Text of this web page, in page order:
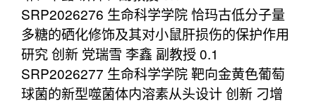
SRP2026276 生命科学学院 恰玛古低分子量
多糖的硒化修饰及其对小鼠肝损伤的保护作用
研究 创新 党瑞雪 李鑫 副教授 0.1
SRP2026277 生命科学学院 靶向金黄色葡萄
球菌的新型噬菌体内溶素从头设计 创新 刁增